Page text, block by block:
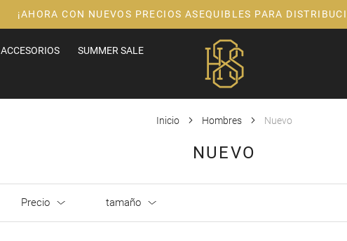
¡AHORA CON NUEVOS PRECIOS ASEQUIBLES PARA
ACCESORIOS SUMMER SALE
Inicio Hombres Nuevo
NUEVO
Precio tamaño